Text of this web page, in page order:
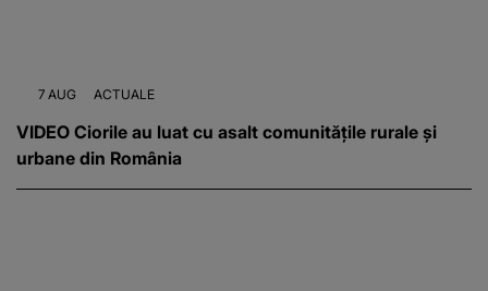
7 AUG ACTUALE
VIDEO Ciorile au luat cu asalt comunitățile rurale și
urbane din România